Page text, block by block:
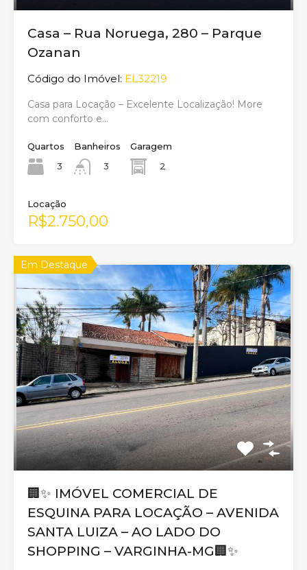
Casa – Rua Noruega, 280 – Parque
Ozanan
Código do Imóvel: EL32219
Casa para Locação – Excelente Localização! More
com conforto e…
Quartos
3
Banheiros
3
Garagem
2
Locação
R$2.750,00
Em Destaque
🏢✨ IMÓVEL COMERCIAL DE
ESQUINA PARA LOCAÇÃO – AVENIDA
SANTA LUIZA – AO LADO DO
SHOPPING – VARGINHA-MG🏢✨